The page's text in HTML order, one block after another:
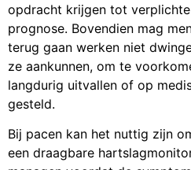
opdracht krijgen tot
prognose. Bovendien mag
terug gaan werken niet
ze aankunnen, om te
langdurig uitvallen of op
gesteld.
Bij pacen kan het nuttig zijn
een draagbare